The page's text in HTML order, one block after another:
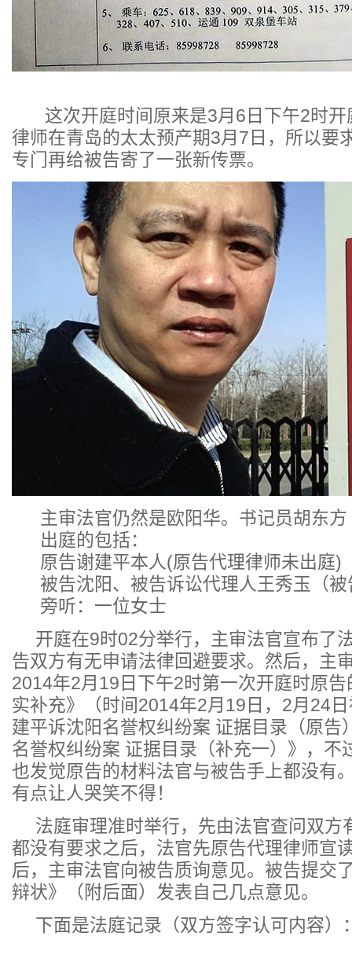
这次开庭时间原来是3月6日下午2时开
律师在青岛的太太预产期3月7日，所以要
专门再给被告寄了一张新传票。
主审法官仍然是欧阳华。书记员胡东方
出庭的包括：
原告谢建平本人(原告代理律师未出庭)
被告沈阳、被告诉讼代理人王秀玉（被
旁听：一位女士
开庭在9时02分举行，主审法官宣布了
告双方有无申请法律回避要求。然后，主
2014年2月19日下午2时第一次开庭时原
实补充》（时间2014年2月19日，2月24
建平诉沈阳名誉权纠纷案 证据目录（原告
名誉权纠纷案 证据目录（补充一）》，不
也发觉原告的材料法官与被告手上都没有
有点让人哭笑不得！
法庭审理准时举行，先由法官查问双方
都没有要求之后，法官先原告代理律师宣
后，主审法官向被告质询意见。被告提交
辩状》（附后面）发表自己几点意见。
下面是法庭记录（双方签字认可内容）